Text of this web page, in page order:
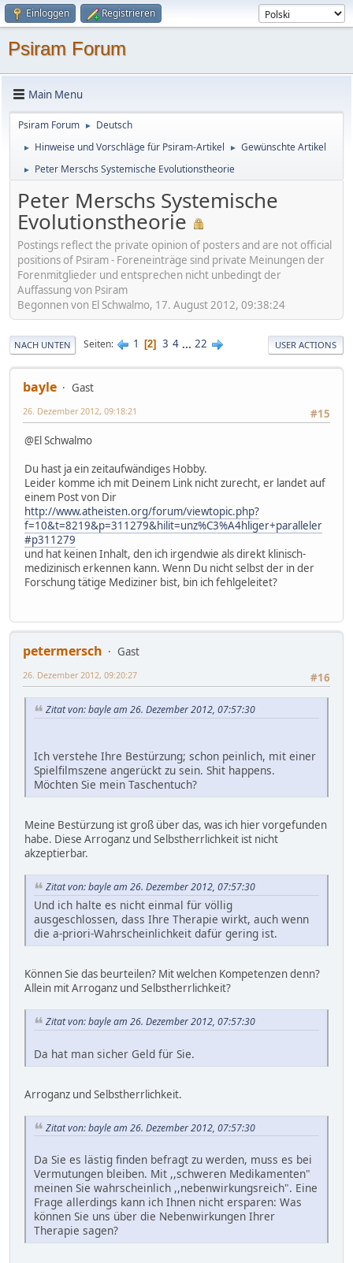
Einloggen Registrieren
Psiram Forum
Main Menu
Psiram Forum ► Deutsch
► Hinweise und Vorschläge für Psiram-Artikel ► Gewünschte Artikel
► Peter Merschs Systemische Evolutionstheorie
Peter Merschs Systemische
Evolutionstheorie
Postings reflect the private opinion of posters and are not official
positions of Psiram - Foreneinträge sind private Meinungen der
Forenmitglieder und entsprechen nicht unbedingt der
Auffassung von Psiram
Begonnen von El Schwalmo, 17. August 2012, 09:38:24
NACH UNTEN Seiten 1 2 3 4 ... 22 USER ACTIONS
bayle
Gast
#15
26. Dezember 2012, 09:18:21
@El Schwalmo
Du hast ja ein zeitaufwändiges Hobby.
Leider komme ich mit Deinem Link nicht zurecht, er landet auf
einem Post von Dir
http://www.atheisten.org/forum/viewtopic.php?
f=10&t=8219&p=311279&hilit=unz%C3%A4hliger+paralleler
#p311279
und hat keinen Inhalt, den ich irgendwie als direkt klinisch-
medizinisch erkennen kann. Wenn Du nicht selbst der in der
Forschung tätige Mediziner bist, bin ich fehlgeleitet?
petermersch
Gast
#16
26. Dezember 2012, 09:20:27
Zitat von: bayle am 26. Dezember 2012, 07:57:30
Ich verstehe Ihre Bestürzung; schon peinlich, mit einer
Spielfilmszene angerückt zu sein. Shit happens.
Möchten Sie mein Taschentuch?
Meine Bestürzung ist groß über das, was ich hier vorgefunden
habe. Diese Arroganz und Selbstherrlichkeit ist nicht
akzeptierbar.
Zitat von: bayle am 26. Dezember 2012, 07:57:30
Und ich halte es nicht einmal für völlig
ausgeschlossen, dass Ihre Therapie wirkt, auch wenn
die a-priori-Wahrscheinlichkeit dafür gering ist.
Können Sie das beurteilen? Mit welchen Kompetenzen denn?
Allein mit Arroganz und Selbstherrlichkeit?
Zitat von: bayle am 26. Dezember 2012, 07:57:30
Da hat man sicher Geld für Sie.
Arroganz und Selbstherrlichkeit.
Zitat von: bayle am 26. Dezember 2012, 07:57:30
Da Sie es lästig finden befragt zu werden, muss es bei
Vermutungen bleiben. Mit ,,schweren Medikamenten"
meinen Sie wahrscheinlich ,,nebenwirkungsreich". Eine
Frage allerdings kann ich Ihnen nicht ersparen: Was
können Sie uns über die Nebenwirkungen Ihrer
Therapie sagen?